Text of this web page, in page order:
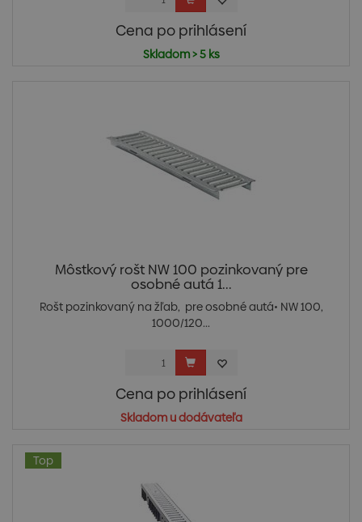
Cena po prihlásení
Skladom > 5 ks
Môstkový rošt NW 100 pozinkovaný pre
osobné autá 1...
Rošt pozinkovaný na žľab, pre osobné autá• NW 100,
1000/120...
Cena po prihlásení
Skladom u dodávateľa
Top